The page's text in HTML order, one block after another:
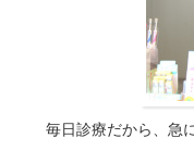
毎日診療だから、急